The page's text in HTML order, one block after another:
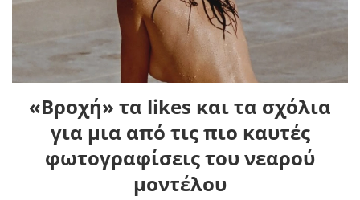
«Βροχή» τα likes και τα σχόλια
για μια από τις πιο καυτές
φωτογραφίσεις του νεαρού
μοντέλου